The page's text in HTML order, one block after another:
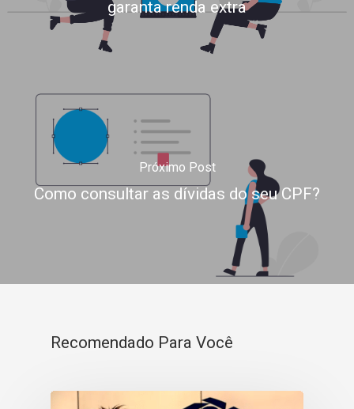
garanta renda extra
Próximo Post
Como consultar as dívidas do seu CPF?
Recomendado Para Você